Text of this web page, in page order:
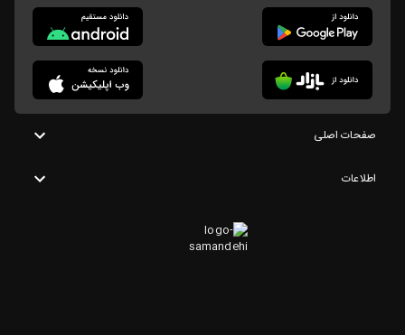
صفحات اصلی
اطلاعات